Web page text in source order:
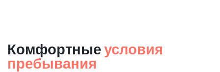
Комфортные условия
пребывания